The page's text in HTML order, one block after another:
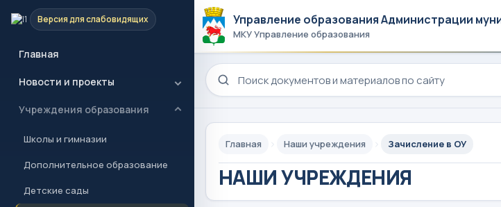
Версия для слабовидящих
Главная
Новости и проекты
Учреждения образования
Школы и гимназии
Дополнительное образование
Детские сады
Управление образования Администрации
МКУ Управление образования
Поиск по сайту
Главная Наши учреждения Зачисление в ОУ
НАШИ УЧРЕЖДЕНИЯ